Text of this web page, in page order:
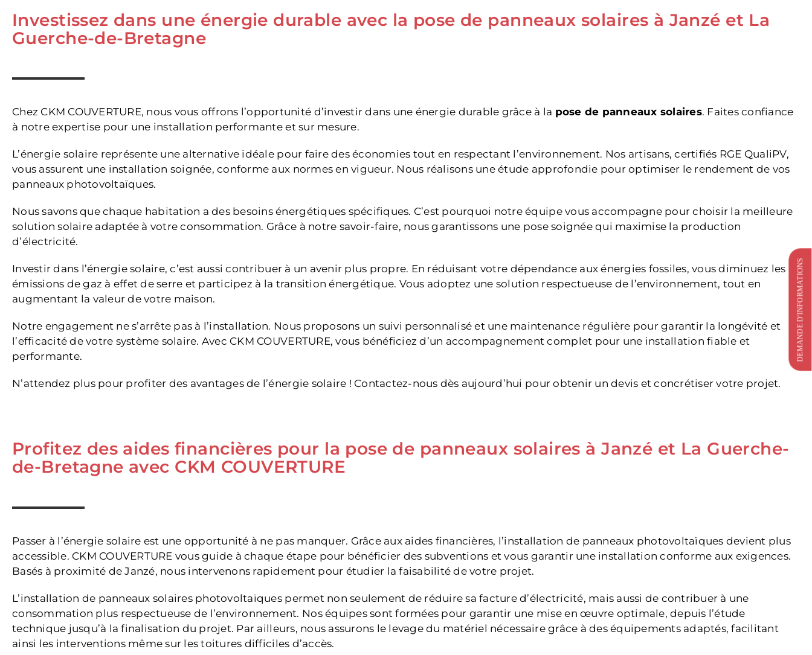
Investissez dans une énergie durable avec la pose de panneaux solaires à Janzé et La
Guerche-de-Bretagne
Chez CKM COUVERTURE, nous vous offrons l’opportunité d’investir dans une énergie durable grâce à la pose de panneaux solaires. Faites confiance
à notre expertise pour une installation performante et sur mesure.
L’énergie solaire représente une alternative idéale pour faire des économies tout en respectant l’environnement. Nos artisans, certifiés RGE QualiPV,
vous assurent une installation soignée, conforme aux normes en vigueur. Nous réalisons une étude approfondie pour optimiser le rendement de vos
panneaux photovoltaïques.
Nous savons que chaque habitation a des besoins énergétiques spécifiques. C’est pourquoi notre équipe vous accompagne pour choisir la meilleure
solution solaire adaptée à votre consommation. Grâce à notre savoir-faire, nous garantissons une pose soignée qui maximise la production
d’électricité.
Investir dans l’énergie solaire, c’est aussi contribuer à un avenir plus propre. En réduisant votre dépendance aux énergies fossiles, vous diminuez les
émissions de gaz à effet de serre et participez à la transition énergétique. Vous adoptez une solution respectueuse de l’environnement, tout en
augmentant la valeur de votre maison.
Notre engagement ne s’arrête pas à l’installation. Nous proposons un suivi personnalisé et une maintenance régulière pour garantir la longévité et
l’efficacité de votre système solaire. Avec CKM COUVERTURE, vous bénéficiez d’un accompagnement complet pour une installation fiable et
performante.
N’attendez plus pour profiter des avantages de l’énergie solaire ! Contactez-nous dès aujourd’hui pour obtenir un devis et concrétiser votre projet.
Profitez des aides financières pour la pose de panneaux solaires à Janzé et La Guerche-
de-Bretagne avec CKM COUVERTURE
Passer à l’énergie solaire est une opportunité à ne pas manquer. Grâce aux aides financières, l’installation de panneaux photovoltaïques devient plus
accessible. CKM COUVERTURE vous guide à chaque étape pour bénéficier des subventions et vous garantir une installation conforme aux exigences.
Basés à proximité de Janzé, nous intervenons rapidement pour étudier la faisabilité de votre projet.
L’installation de panneaux solaires photovoltaïques permet non seulement de réduire sa facture d’électricité, mais aussi de contribuer à une
consommation plus respectueuse de l’environnement. Nos équipes sont formées pour garantir une mise en œuvre optimale, depuis l’étude
technique jusqu’à la finalisation du projet. Par ailleurs, nous assurons le levage du matériel nécessaire grâce à des équipements adaptés, facilitant
ainsi les interventions même sur les toitures difficiles d’accès.
DEMANDE D'INFORMATIONS